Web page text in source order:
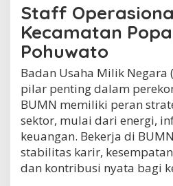
t
a
n
o
p
a
y
a
t
,
K
a
Staff
Kecamatan
Pohuwato
Badan Usaha Milik Negara
pilar penting dalam
BUMN memiliki peran
sektor, mulai dari energi,
keuangan. Bekerja di
stabilitas karir,
dan kontribusi nyata bagi